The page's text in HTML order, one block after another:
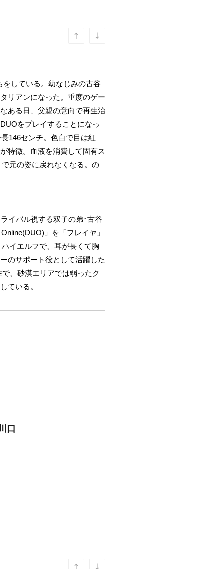
している。幼なじみの古谷
リアンになった。重度のゲー
ある日、父親の意向で再生治
をプレイすることになっ
146センチ。色白で目は紅
特徴。血液を消費して固有ス
元の姿に戻れなくなる。の
イバル視する双子の弟･古谷
」を「フレイヤ」
イエルフで、耳が長くて胸
のサポート役として活躍した
、砂漠エリアでは弱ったク
ている。
口